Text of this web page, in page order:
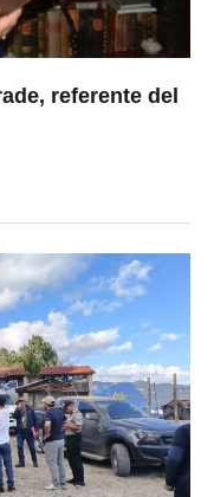
referente del